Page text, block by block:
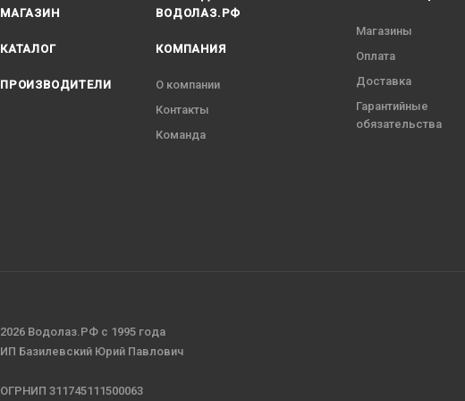
МАГАЗИН
КАТАЛОГ
ПРОИЗВОДИТЕЛИ
ВОДОЛАЗ.РФ
КОМПАНИЯ
О компании
Контакты
Команда
Магазины
Оплата
Доставка
Гарантийные
обязательства
2026 Водолаз.РФ с 1995 года
ИП Базилевский Юрий Павлович
ОГРНИП 311745111500063